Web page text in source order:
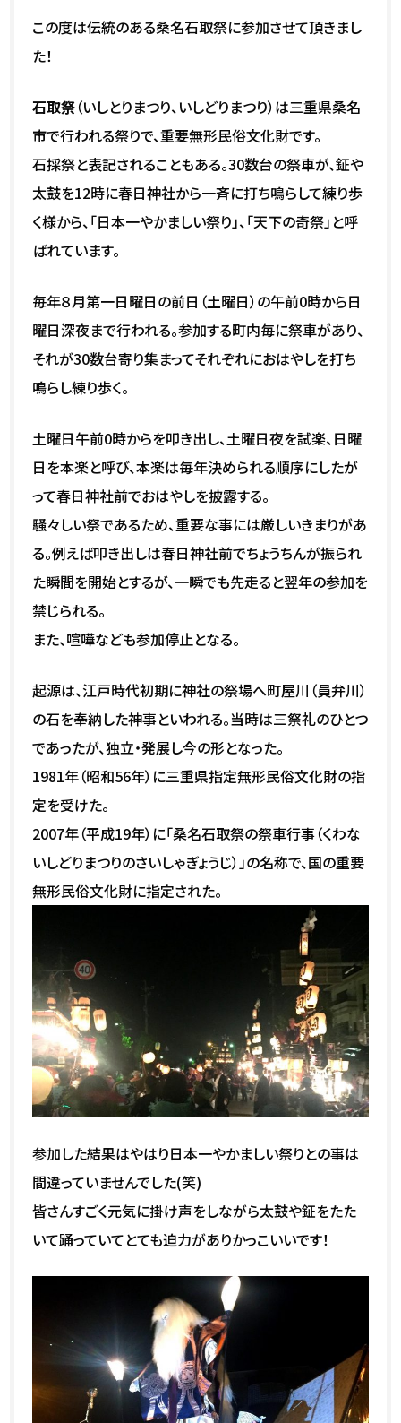
この度は伝統のある桑名石取祭に参加させて頂きまし
た！
石取祭（いしとりまつり、いしどりまつり）は三重県桑名
市で行われる祭りで、重要無形民俗文化財です。
石採祭と表記されることもある。30数台の祭車が、鉦や
太鼓を12時に春日神社から一斉に打ち鳴らして練り歩
く様から、「日本一やかましい祭り」、「天下の奇祭」と呼
ばれています。
毎年８月第一日曜日の前日（土曜日）の午前0時から日
曜日深夜まで行われる。参加する町内毎に祭車があり、
それが30数台寄り集まってそれぞれにおはやしを打ち
鳴らし練り歩く。
土曜日午前0時からを叩き出し、土曜日夜を試楽、日曜
日を本楽と呼び、本楽は毎年決められる順序にしたが
って春日神社前でおはやしを披露する。
騒々しい祭であるため、重要な事には厳しいきまりがあ
る。例えば叩き出しは春日神社前でちょうちんが振られ
た瞬間を開始とするが、一瞬でも先走ると翌年の参加を
禁じられる。
また、喧嘩なども参加停止となる。
起源は、江戸時代初期に神社の祭場へ町屋川（員弁川）
の石を奉納した神事といわれる。当時は三祭礼のひとつ
であったが、独立・発展し今の形となった。
1981年（昭和56年）に三重県指定無形民俗文化財の指
定を受けた。
2007年（平成19年）に「桑名石取祭の祭車行事（くわな
いしどりまつりのさいしゃぎょうじ）」の名称で、国の重要
無形民俗文化財に指定された。
参加した結果はやはり日本一やかましい祭りとの事は
間違っていませんでした(笑)
皆さんすごく元気に掛け声をしながら太鼓や鉦をたた
いて踊っていてとても迫力がありかっこいいです！